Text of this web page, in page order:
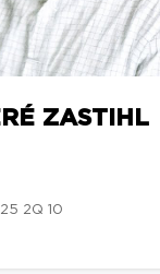
ZASTIHL
2Q 10